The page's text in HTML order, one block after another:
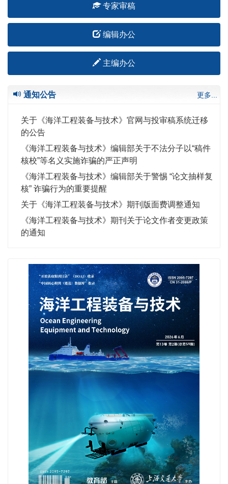
专家审稿
编辑办公
主编办公
通知公告 更多...
关于《海洋工程装备与技术》官网与投审稿系统迁移
的公告
《海洋工程装备与技术》编辑部关于不法分子以“稿件
核校”等名义实施诈骗的严正声明
《海洋工程装备与技术》编辑部关于警惕 “论文抽样复
核” 诈骗行为的重要提醒
关于《海洋工程装备与技术》期刊版面费调整通知
《海洋工程装备与技术》期刊关于论文作者变更政策
的通知